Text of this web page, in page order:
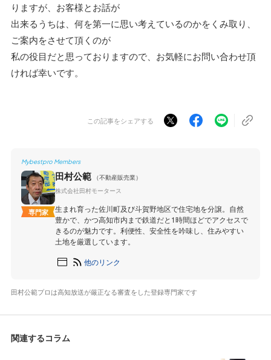
りますが、お客様とお話が
出来るうちは、何を第一に思い考えているのかをくみ取り、
ご案内をさせて頂くのが
私の役目だと思っておりますので、お気軽にお問い合わせ頂
ければ幸いです。
この記事をシェアする
Mybestpro Members
専門家
田村公範
（不動産販売業）
株式会社田村モータース
生まれ育った佐川町及び斗賀野地区で住宅地を分譲。自然
豊かで、かつ高知市内まで鉄道だと1時間ほどでアクセスで
きるのが魅力です。利便性、安全性を吟味し、住みやすい
土地を厳選しています。
他のリンク
田村公範プロは高知放送が厳正なる審査をした登録専門家です
関連するコラム